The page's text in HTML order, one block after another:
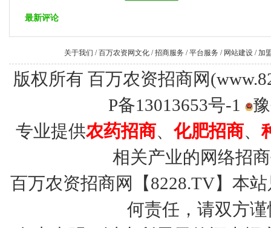
最新评论
关于我们 /百万农资网文化 /招商服务 /平台服务 / 网站建设 /加
版权所有 百万农资招商网
P备13013653号-1
专业提供农药招商、 化肥招商、
相关产业的网络招
百万农资招商网【8228.TV】本
何责任，请双方